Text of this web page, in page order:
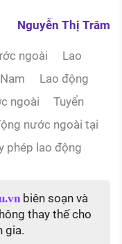
Nguyễn Thị Trâm
ngoài
Lao
Lao động
ngoài
Tuyển
nước ngoài tại
phép lao động
biên soạn và
thay thế cho
gia.